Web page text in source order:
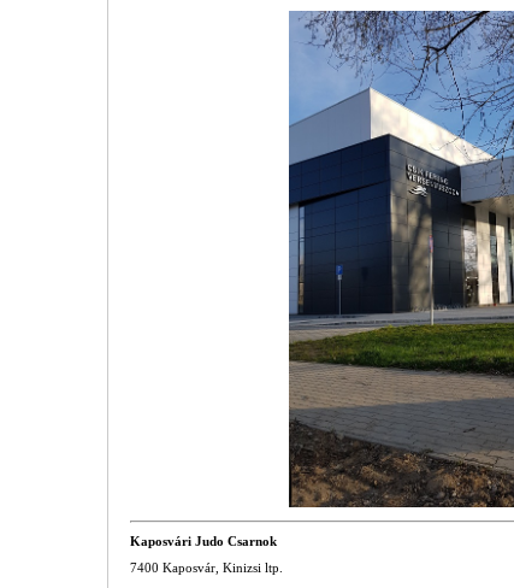
Kaposvári Judo Csarnok
7400 Kaposvár, Kinizsi ltp.